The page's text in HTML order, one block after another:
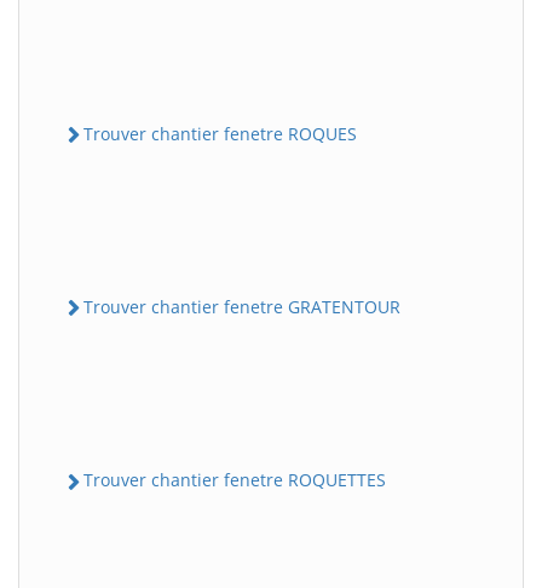
Trouver chantier fenetre ROQUES
Trouver chantier fenetre GRATENTOUR
Trouver chantier fenetre ROQUETTES